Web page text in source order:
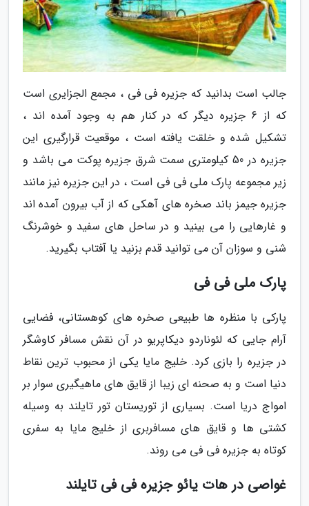
جالب است بدانید که جزیره فی فی ، مجمع الجزایری است
که از 6 جزیره دیگر که در کنار هم به وجود آمده اند ،
تشکیل شده و خلقت یافته است ، موقعیت قرارگیری این
جزیره در 50 کیلومتری سمت شرق جزیره پوکت می باشد و
زیر مجموعه پارک ملی فی فی است ، در این جزیره نیز مانند
جزیره جیمز باند صخره های آهکی که از آب بیرون آمده اند
و غارهایی را می بینید و در ساحل های سفید و خوشرنگ
شنی و سوزان آن می توانید قدم بزنید یا آفتاب بگیرید.
پارک ملی فی فی
پارکی با منظره ها طبیعی صخره های کوهستانی، فضایی
آرام جایی که لئوناردو دیکاپریو در آن نقش مسافر کاوشگر
در جزیره را بازی کرد. خلیج مایا یکی از محبوب ترین نقاط
دنیا است و به صحنه ای زیبا از قایق های ماهیگیری سوار بر
امواج دریا است. بسیاری از توریستان تور تایلند به وسیله
کشتی ها و قایق های مسافربری از خلیج مایا به سفری
کوتاه به جزیره فی فی می روند.
غواصی در هات یائو جزیره فی فی تایلند